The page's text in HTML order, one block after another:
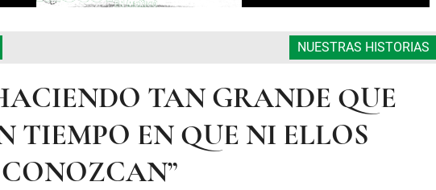
NUESTRAS HISTORIAS
TAN GRANDE QUE
TIEMPO EN QUE NI ELLOS